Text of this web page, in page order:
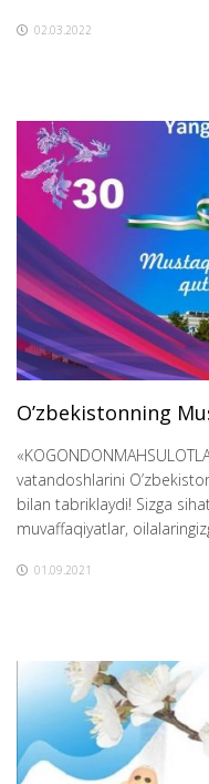
02.03.2022
O’zbekistonning
vatandoshlarini
bilan tabriklaydi! Sizga
muvaffaqiyatlar,
01.09.2021